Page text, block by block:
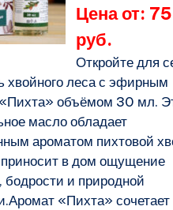
Цена от: 75
руб.
Откройте для
хвойного леса с эфирным
объёмом 30 мл.
масло обладает
ароматом пихтовой
в дом ощущение
бодрости и природной
«Пихта» сочетает